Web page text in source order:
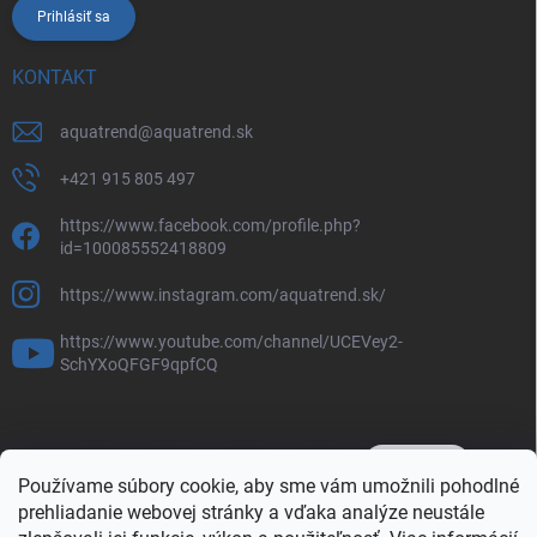
Používame súbory cookie, aby sme vám umožnili pohodlné
prehliadanie webovej stránky a vďaka analýze neustále
Prihlásiť sa
KONTAKT
aquatrend@aquatrend.sk
+421 915 805 497
https://www.facebook.com/profile.php?
id=100085552418809
https://www.instagram.com/aquatrend.sk/
https://www.youtube.com/channel/UCEVey2-
SchYXoQFGF9qpfCQ